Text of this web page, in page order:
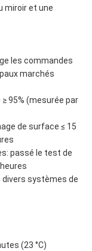
miroir et une
les commandes
marchés
95% (mesurée par
de surface ≤ 15
passé le test de
divers systèmes de
(23 °C)